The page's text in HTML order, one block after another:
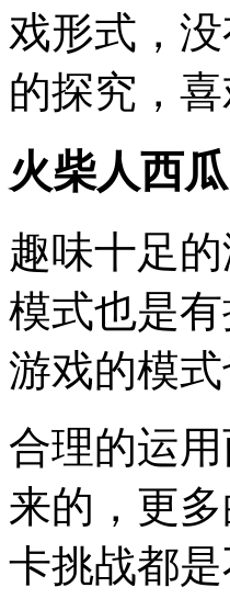
戏形式，
的探究，
火柴人西
趣味十足
模式也是
游戏的模
合理的运
来的，更
卡挑战都是